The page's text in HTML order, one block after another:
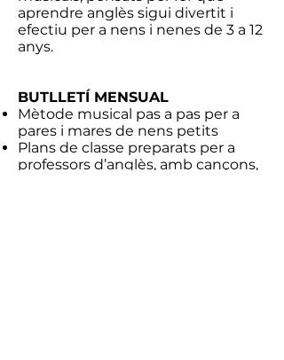
aprendre anglès sigui divertit i
efectiu per a nens i nenes de 3 a 12
anys.
BUTLLETÍ MENSUAL
Mètode musical pas a pas per a
pares i mares de nens petits
Plans de classe preparats per a
professors d’anglès, amb cançons,